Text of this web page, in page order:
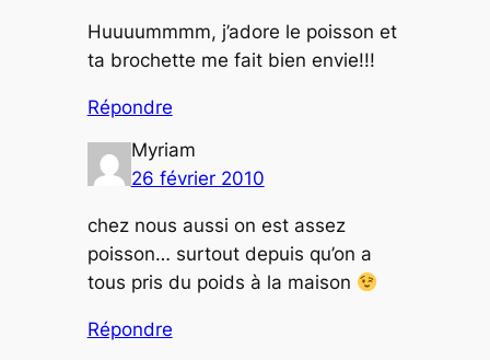
Huuuummmm, j’adore le poisson et
ta brochette me fait bien envie!!!
Répondre
Myriam
26 février 2010
chez nous aussi on est assez
poisson… surtout depuis qu’on a
tous pris du poids à la maison
Répondre